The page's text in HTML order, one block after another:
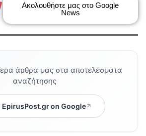
Ακολουθήστε μας στο Google
News
άρθρα μας στα αποτελέσματα
αναζήτησης
EpirusPost.gr on Google